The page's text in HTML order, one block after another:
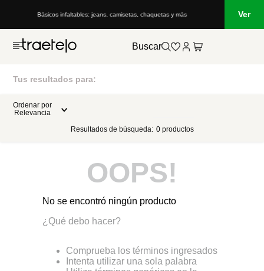
Básicos infaltables: jeans, camisetas, chaquetas y más Ver
Buscar
Tus resultados para:
Ordenar por
Relevancia
Resultados de búsqueda: 0 productos
OOPS!
No se encontró ningún producto
¿Qué debo hacer?
Comprueba los términos ingresados
Intenta utilizar una sola palabra